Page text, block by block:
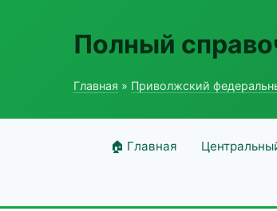
Полный
Главная » Приволжский
🏠 Главная